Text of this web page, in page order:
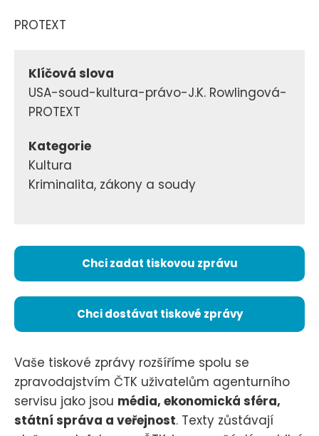
PROTEXT
Klíčová slova
USA-soud-kultura-právo-J.K. Rowlingová-
PROTEXT
Kategorie
Kultura
Kriminalita, zákony a soudy
Chci zadat tiskovou zprávu
Chci dostávat tiskové zprávy
Vaše tiskové zprávy rozšíříme spolu se
zpravodajstvím ČTK uživatelům agenturního
servisu jako jsou média, ekonomická sféra,
státní správa a veřejnost. Texty zůstávají